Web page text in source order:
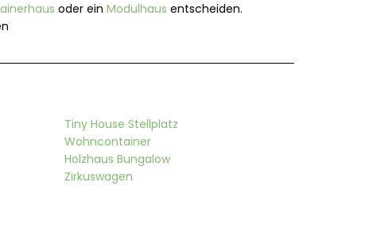
oder einModulhaus entscheiden.
Tiny House Stellplatz
Wohncontainer
Holzhaus Bungalow
Zirkuswagen